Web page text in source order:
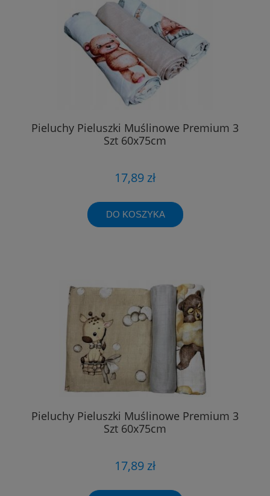
Pieluchy Pieluszki Muślinowe Premium 3
Szt 60x75cm
17,89 zł
DO KOSZYKA
Pieluchy Pieluszki Muślinowe Premium 3
Szt 60x75cm
17,89 zł